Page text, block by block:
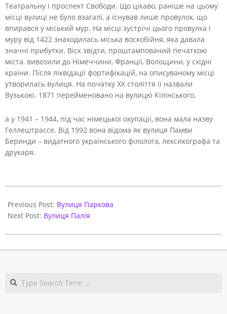
Театральну і проспект Свободи. Що цікаво, раніше на цьому
місці вулиці не було взагалі, а існував лише провулок, що
впирався у міський мур. На місці зустрічі цього провулка і
муру від 1422 знаходилась міська воскобійня, яка давала
значні прибутки. Віск звідти, проштампований печаткою
міста, вивозили до Німеччини, Франції, Волощини, у східні
країни. Після ліквідації фортифікацій, на описуваному місці
утворилась вулиця. На початку XX століття її назвали
Вузькою. 1871 перейменовано на вулицю Кілінського,
а у 1941 – 1944, під час німецької окупації, вона мала назву
Геллештрассе. Від 1992 вона відома як вулиця Памви
Беринди – видатного українського філолога, лексикографа та
друкаря.
06-
01
Previous Post: Вулиця Паркова
Next Post: Вулиця Палія